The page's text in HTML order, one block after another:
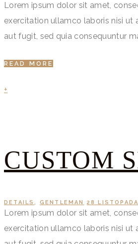
Lorem ipsum dolor sit amet,
exercitation ullamco laboris nisi
aut fugit, sed quia consequuntur
READ MORE
+
CUSTOM
DETAILS, GENTLEMAN 28
Lorem ipsum dolor sit amet,
exercitation ullamco laboris nisi